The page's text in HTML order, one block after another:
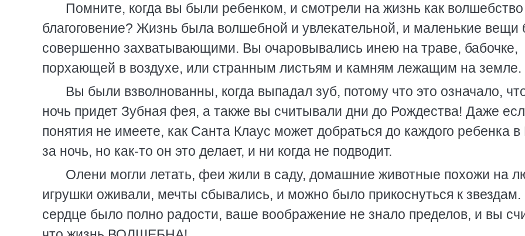
Помните, когда вы были ребенком, и смотрели на жизнь как
благоговение? Жизнь была волшебной и увлекательной, и маленькие вещи
совершенно захватывающими. Вы очаровывались инею на траве, бабочке,
порхающей в воздухе, или странным листьям и камням лежащим на земле.
Вы были взволнованны, когда выпадал зуб, потому что это означало,
ночь придет Зубная фея, а также вы считывали дни до Рождества! Даже
понятия не имеете, как Санта Клаус может добраться до каждого ребенка
за ночь, но как-то он это делает, и ни когда не подводит.
Олени могли летать, феи жили в саду, домашние животные похожи на
игрушки оживали, мечты сбывались, и можно было прикоснуться к
сердце было полно радости, ваше воображение не знало пределов, и вы